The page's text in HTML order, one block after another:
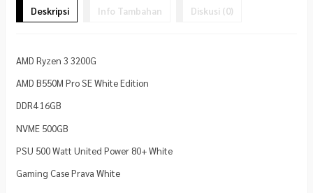
Deskripsi Info Tambahan Diskusi (0)
AMD Ryzen 3 3200G
AMD B550M Pro SE White Edition
DDR4 16GB
NVME 500GB
PSU 500 Watt United Power 80+ White
Gaming Case Prava White